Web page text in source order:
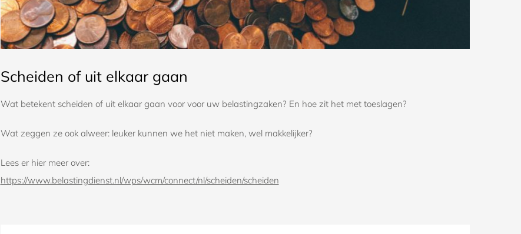
Scheiden of uit elkaar gaan
Wat betekent scheiden of uit elkaar gaan voor voor uw belastingzaken? En hoe zit het met toeslagen?
Wat zeggen ze ook alweer: leuker kunnen we het niet maken, wel makkelijker?
Lees er hier meer over:
https://www.belastingdienst.nl/wps/wcm/connect/nl/scheiden/scheiden